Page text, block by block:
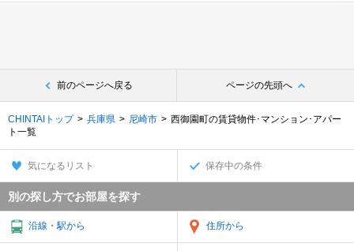
前のページへ戻る ページの先頭へ
CHINTAIトップ 兵庫県 尼崎市
西御園町の賃貸物件･マンション･アパー
ト一覧
気になるリスト 保存中の条件
別の探し方でお部屋を探す
沿線・駅から 住所から